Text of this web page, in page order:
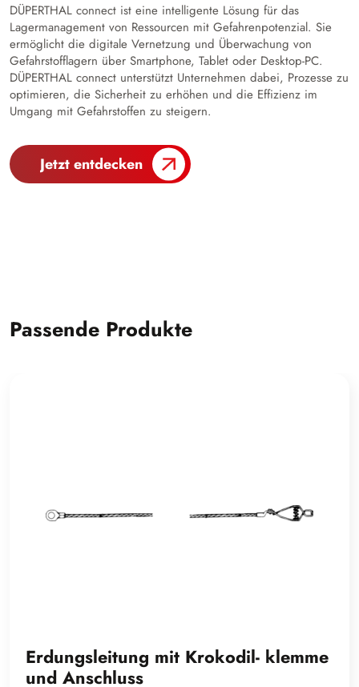
DÜPERTHAL connect ist eine intelligente Lösung für das
Lagermanagement von Ressourcen mit Gefahrenpotenzial. Sie
ermöglicht die digitale Vernetzung und Überwachung von
Gefahrstofflagern über Smartphone, Tablet oder Desktop-PC.
DÜPERTHAL connect unterstützt Unternehmen dabei, Prozesse zu
optimieren, die Sicherheit zu erhöhen und die Effizienz im
Umgang mit Gefahrstoffen zu steigern.
Jetzt entdecken
Passende Produkte
Erdungsleitung mit Krokodil- klemme
und Anschluss